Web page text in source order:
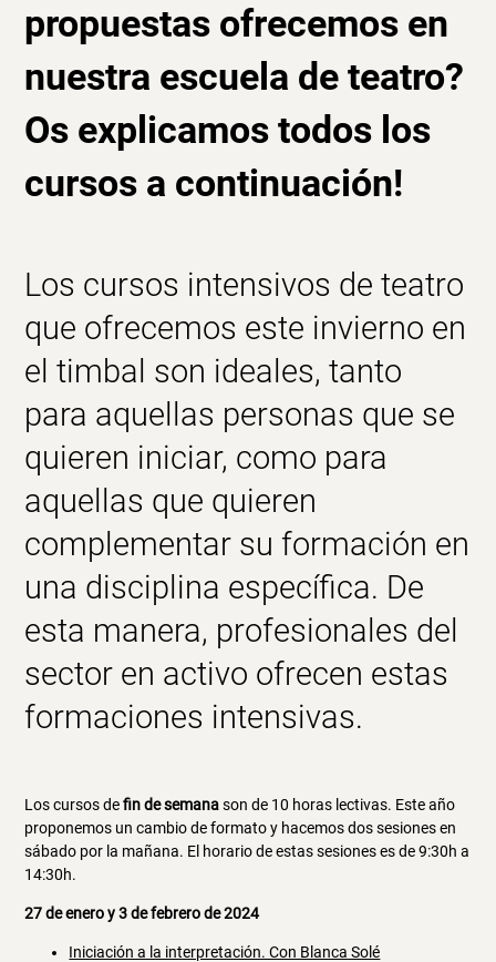
propuestas ofrecemos en
nuestra escuela de teatro?
Os explicamos todos los
cursos a continuación!
Los cursos intensivos de teatro
que ofrecemos este invierno en
el timbal son ideales, tanto
para aquellas personas que se
quieren iniciar, como para
aquellas que quieren
complementar su formación en
una disciplina específica. De
esta manera, profesionales del
sector en activo ofrecen estas
formaciones intensivas.
Los cursos defin de semanason de 10 horas lectivas. Este año
proponemos un cambio de formato y hacemos dos sesiones en
sábado por la mañana. El horario de estas sesiones es de 9:30h a
14:30h.
27 de enero y 3 de febrero de 2024
Iniciación a la interpretación. Con Blanca Solé